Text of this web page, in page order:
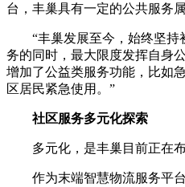
台，丰巢具有一定的公共服务属
“丰巢发展至今，始终坚持
务的同时，最大限度发挥自身
增加了公益类服务功能，比如
区居民紧急使用。”
社区服务多元化探索
多元化，是丰巢目前正在布
作为末端智慧物流服务平台